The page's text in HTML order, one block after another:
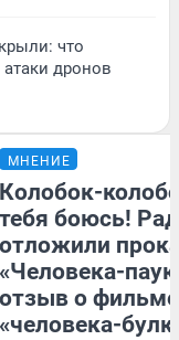
что
дронов
МНЕНИЕ
Колобок-
тебя боюсь!
отложили
«Человека-
отзыв о
«человека-